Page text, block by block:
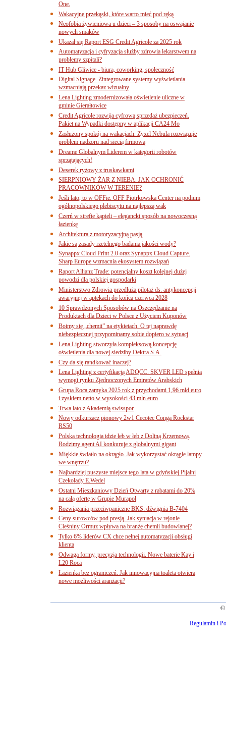
One.
Wakacyjne przekąski, które warto mieć pod ręką
Neofobia żywieniowa u dzieci – 3 sposoby na oswajanie
nowych smaków
Ukazał się Raport ESG Credit Agricole za 2025 rok
Automatyzacja i cyfryzacja służby zdrowia lekarstwem na
problemy szpitali?
IT Hub Gliwice - biura, coworking, społeczność
Digital Signage. Zintegrowane systemy wyświetlania
wzmacniają przekaz wizualny
Lena Lighting zmodernizowała oświetlenie uliczne w
gminie Gierałtowice
Credit Agricole rozwija cyfrową sprzedaż ubezpieczeń.
Pakiet na Wypadki dostępny w aplikacji CA24 Mo
Zasłużony spokój na wakacjach. Zyxel Nebula rozwiązuje
problem nadzoru nad siecią firmową
Dreame Globalnym Liderem w kategorii robotów
sprzątających!
Deserek ryżowy z truskawkami
SIERPNIOWY ŻAR Z NIEBA. JAK OCHRONIĆ
PRACOWNIKÓW W TERENIE?
Jeśli lato, to w OFFie. OFF Piotrkowska Center na podium
ogólnopolskiego plebiscytu na najlepszą wak
Czerń w strefie kąpieli – elegancki sposób na nowoczesną
łazienkę
Architektura z motoryzacyjną pasją
Jakie są zasady rzetelnego badania jakości wody?
Synappx Cloud Print 2.0 oraz Synappx Cloud Capture.
Sharp Europe wzmacnia ekosystem rozwiązań
Raport Allianz Trade: potencjalny koszt kolejnej dużej
powodzi dla polskiej gospodarki
Ministerstwo Zdrowia przedłuża pilotaż ds. antykoncepcji
awaryjnej w aptekach do końca czerwca 2028
10 Sprawdzonych Sposobów na Oszczędzanie na
Produktach dla Dzieci w Polsce z Użyciem Kuponów
Boimy się „chemii” na etykietach. O tej naprawdę
niebezpiecznej przypominamy sobie dopiero w sytuacj
Lena Lighting stworzyła kompleksową koncepcję
oświetlenia dla nowej siedziby Dektra S.A.
Czy da się randkować inaczej?
Lena Lighting z certyfikacją ADQCC. SKVER LED spełnia
wymogi rynku Zjednoczonych Emiratów Arabskich
Grupa Roca zamyka 2025 rok z przychodami 1,96 mld euro
i zyskiem netto w wysokości 43 mln euro
Trwa lato z Akademią swisspor
Nowy odkurzacz pionowy 2w1 Cecotec Conga Rockstar
RS50
Polska technologia idzie łeb w łeb z Doliną Krzemową.
Rodzimy agent AI konkuruje z globalnymi gigant
Miękkie światło na okrągło. Jak wykorzystać okrągłe lampy
we wnętrzu?
Najbardziej puszyste miejsce tego lata w gdyńskiej Pijalni
Czekolady E.Wedel
Ostatni Mieszkaniowy Dzień Otwarty z rabatami do 20%
na całą ofertę w Grupie Murapol
Rozwiązania przeciwpaniczne BKS: dźwignia B-7404
Ceny surowców pod presją. Jak sytuacja w rejonie
Cieśniny Ormuz wpływa na branżę chemii budowlanej?
Tylko 6% liderów CX chce pełnej automatyzacji obsługi
klienta
Odwaga formy, precyzja technologii. Nowe baterie Kay i
L20 Roca
Łazienka bez ograniczeń. Jak innowacyjna toaleta otwiera
nowe możliwości aranżacji?
©
Regulamin i